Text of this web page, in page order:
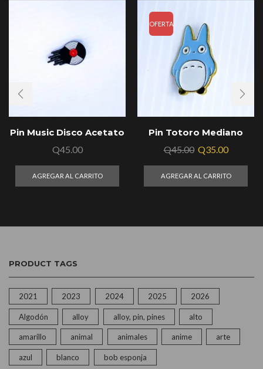
Pin Music Disco Acetato
Q45.00
AGREGAR AL CARRITO
OFERTA
Pin Totoro Mediano
Q45.00 Q35.00
AGREGAR AL CARRITO
PRODUCT TAGS
2021 2023 2024 2025 2026
Algodón alloy alloy, pin, pines alto
amarillo animal animales anime arte
azul blanco bob esponja